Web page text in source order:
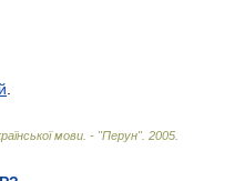
мови. - "Перун". 2005